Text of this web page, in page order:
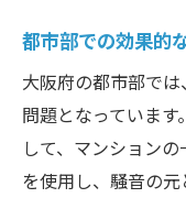
都市部での効果的
大阪府の都市部で
問題となっていま
して、マンション
を使用し、騒音の